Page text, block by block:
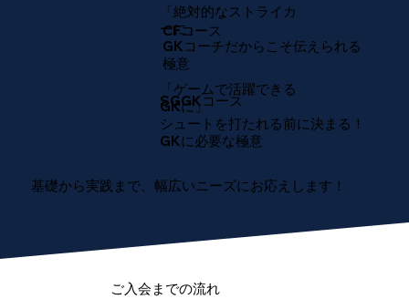
​シュートを打たれる前に決まる！
GKに必要な極意
「​ゲームで活躍できる
GKに」
SGGKコース
GKコーチだからこそ伝えられる
極意
「​絶対的なストライカ
ーに」
CFコース
基礎から実践まで、幅広いニーズにお応えします！
​ご入会までの流れ​